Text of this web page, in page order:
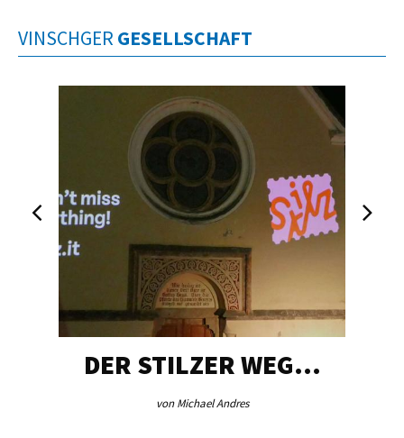
VINSCHGER GESELLSCHAFT
DER STILZER WEG…
von Michael Andres